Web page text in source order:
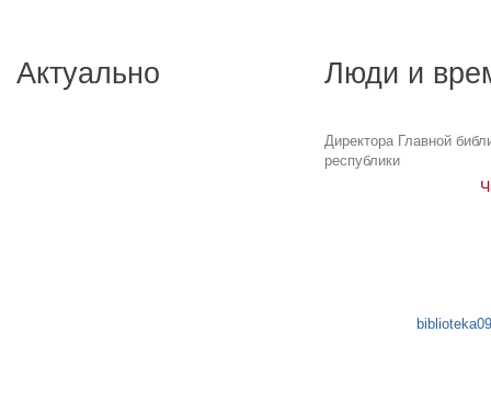
Актуально Люди и
Директора Главной
республики